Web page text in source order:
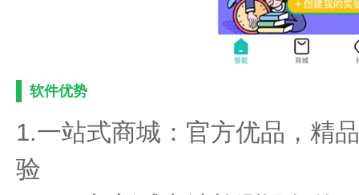
软件优势
1.一站式商城：官方优品，精
验